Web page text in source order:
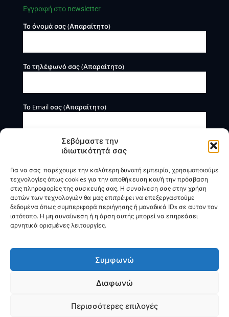
Σεβόμαστε την
ιδιωτικότητά σας
Για να σας παρέχουμε την καλύτερη δυνατή εμπειρία, χρησιμοποιούμε
τεχνολογίες όπως cookies για την αποθήκευση και/ή την πρόσβαση
στις πληροφορίες της συσκευής σας. Η συναίνεση σας στην χρήση
αυτών των τεχνολογιών θα μας επιτρέψει να επεξεργαστούμε
δεδομένα όπως συμπεριφορά περιήγησης ή μοναδικά IDs σε αυτον τον
ιστότοπο. Η μη συναίινεση ή η άρση αυτής μπορεί να επηρεάσει
αρνητικά ορισμένες λειτουργίες.
Συμφωνώ
Διαφωνώ
Περισσότερες επιλογές
Εγγραφή στο newsletter
Το όνομά σας (Απαραίτητο)
Το τηλέφωνό σας (Απαραίτητο)
Το Email σας (Απαραίτητο)
Η BOXmind παρέχει πληροφοριακές και συμβουλευτικές
υπηρεσίες. Δεν προσφέρει υπηρεσίες ρύθμισης ή
διαγραφής οφειλών.
byVNG